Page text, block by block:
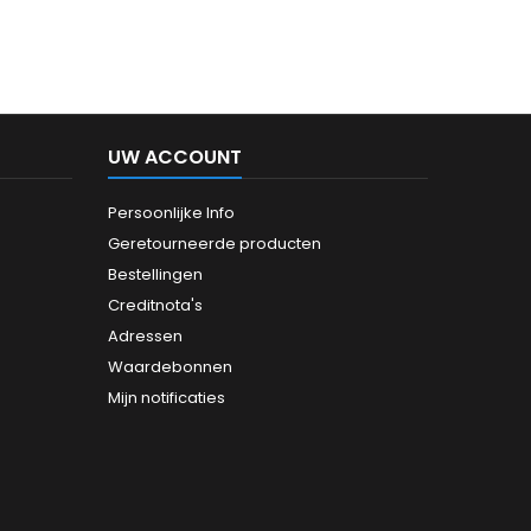
UW ACCOUNT
Persoonlijke Info
Geretourneerde producten
Bestellingen
Creditnota's
Adressen
Waardebonnen
Mijn notificaties